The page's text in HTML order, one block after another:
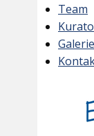
Team
Galerie